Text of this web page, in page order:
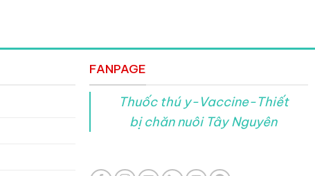
FANPAGE
Thuốc thú y-Vaccine-Thiết
bị chăn nuôi Tây Nguyên